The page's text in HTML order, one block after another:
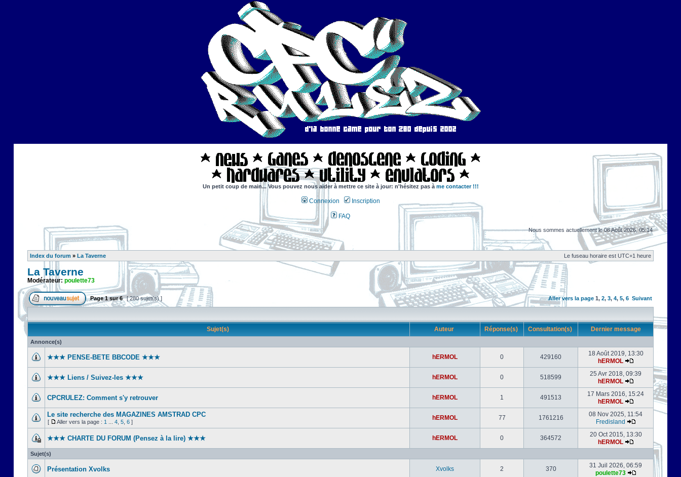
Un petit coup de main... Vous pouvez nous aider à mettre ce site à jour: n'hésitez pas à me contacter !!!
Connexion Inscription
FAQ
Nous sommes actuellement le 08 Août 2026, 05:14
Index du forum » La Taverne Le fuseau horaire est UTC+1 heure
La Taverne
Modérateur: poulette73
Page1sur6 [ 280 sujet(s) ] Aller vers la page 1, 2, 3, 4, 5, 6 Suivant
Sujet(s) Auteur Réponse(s) Consultation(s) Dernier message
Annonce(s)
★★★ PENSE-BETE BBCODE ★★★ hERMOL 0 429160
18 Août 2019, 13:30
hERMOL
★★★ Liens / Suivez-les ★★★ hERMOL 0 518599
25 Avr 2018, 09:39
hERMOL
CPCRULEZ: Comment s'y retrouver‎ hERMOL 1 491513
17 Mars 2016, 15:24
hERMOL
Le site recherche des MAGAZINES AMSTRAD CPC
[ Aller vers la page : 1 4 5 6 ]
hERMOL 77 1761216
08 Nov 2025, 11:54
Fredisland
★★★ CHARTE DU FORUM (Pensez à la lire) ★★★ hERMOL 0 364572
20 Oct 2015, 13:30
hERMOL
Sujet(s)
Présentation Xvolks Xvolks 2 370
31 Juil 2026, 06:59
poulette73